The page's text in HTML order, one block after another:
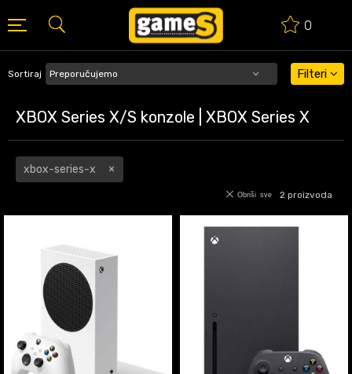
0
BESPLATNA ISPORUKA PORUDŽBINA PREKO 50 EUR
XBOX Series X/S konzole | XBOX Series X
Sortiraj Filteri
xbox-series-x
2 proizvoda
Obriši sve